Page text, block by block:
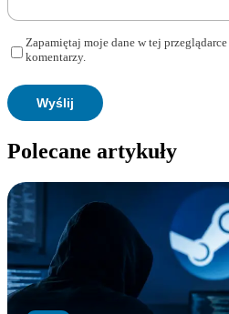
Zapamiętaj moje dane w tej
komentarzy.
Polecane artykuły